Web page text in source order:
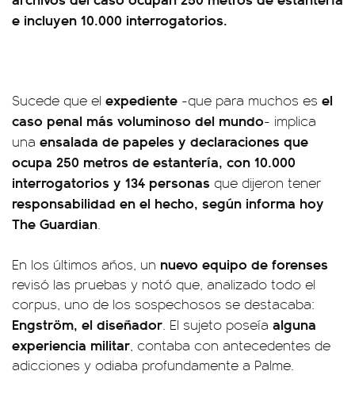
e incluyen 10.000 interrogatorios.
Sucede que el expediente -que para muchos es el
caso penal más voluminoso del mundo- implica
una ensalada de papeles y declaraciones que
ocupa 250 metros de estantería, con 10.000
interrogatorios y 134 personas que dijeron tener
responsabilidad en el hecho, según informa hoy
The Guardian.
En los últimos años, un nuevo equipo de forenses
revisó las pruebas y notó que, analizado todo el
corpus, uno de los sospechosos se destacaba:
Engström, el diseñador. El sujeto poseía alguna
experiencia militar, contaba con antecedentes de
adicciones y odiaba profundamente a Palme.